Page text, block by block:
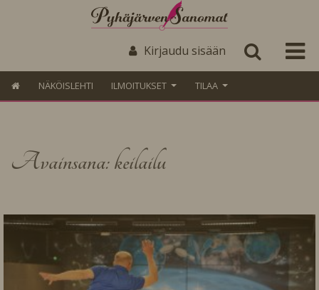
Kirjaudu sisään
NÄKÖISLEHTI ILMOITUKSET TILAA
Avainsana: keilailu